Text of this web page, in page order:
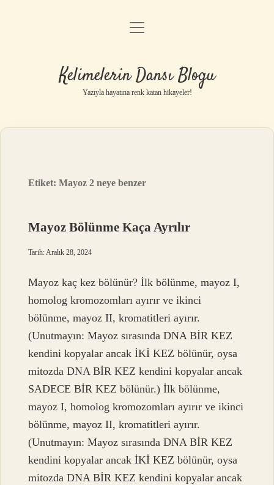
Anasayfa
Yasal Uyarı
menüyü
Kelimelerin Dansı Blogu
Yazıyla hayatına renk katan hikayeler!
Etiket:Mayoz 2 neye benzer
Mayoz Bölünme Kaça Ayrılır
Tarih: Aralık 28, 2024
Mayoz kaç kez bölünür? İlk bölünme, mayoz I,
homolog kromozomları ayırır ve ikinci
bölünme, mayoz II, kromatitleri ayırır.
(Unutmayın: Mayoz sırasında DNA BİR KEZ
kendini kopyalar ancak İKİ KEZ bölünür, oysa
mitozda DNA BİR KEZ kendini kopyalar ancak
SADECE BİR KEZ bölünür.) İlk bölünme,
mayoz I, homolog kromozomları ayırır ve ikinci
bölünme, mayoz II, kromatitleri ayırır.
(Unutmayın: Mayoz sırasında DNA BİR KEZ
kendini kopyalar ancak İKİ KEZ bölünür, oysa
mitozda DNA BİR KEZ kendini kopyalar ancak